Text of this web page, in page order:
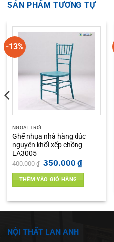
SẢN PHẨM TƯƠNG TỰ
-13%
NGOÀI TRỜI
Ghế nhựa nhà hàng đúc
nguyên khối xếp chồng
LA3005
400.000₫ Giá
gốc
là:
400.000 ₫.
350.000 ₫Giá
hiện
tại
350.000 ₫.
THÊM VÀO GIỎ HÀNG
NỘI THẤT LAN ANH